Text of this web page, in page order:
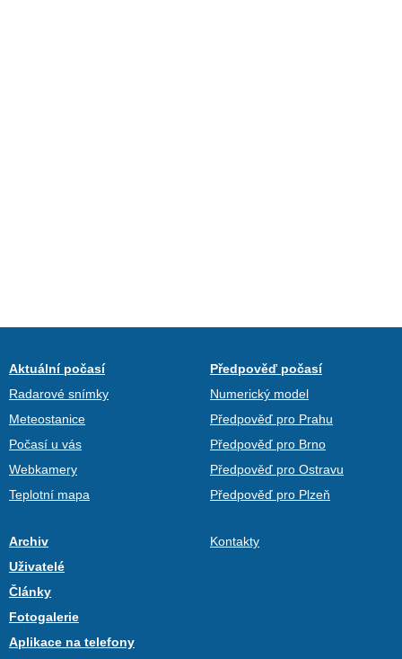
Aktuální počasí
Radarové snímky
Meteostanice
Počasí u vás
Webkamery
Teplotní mapa
Předpověď počasí
Numerický model
Předpověď pro Prahu
Předpověď pro Brno
Předpověď pro Ostravu
Předpověď pro Plzeň
Archiv
Uživatelé
Články
Fotogalerie
Aplikace na telefony
Kontakty